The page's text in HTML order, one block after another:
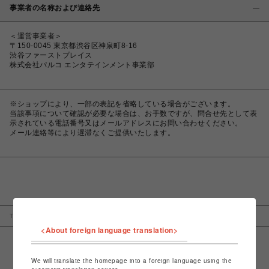
事業者の名称および連絡先
＜運営事業者＞
〒150-0045 東京都渋谷区神泉町8-16
渋谷ファーストプレイス
株式会社パルコ エンタテインメント事業部
※ショップにより、一部の表記を省略している場合がございます。
当該事項について確認が必要な場合は、お手数ですが、問合せ先として表
示されている電話番号又はメールアドレスにお問い合わせください。
メール連絡等により遅滞なくご提供いたします。
TOP
<About foreign language translation>
We will translate the homepage into a foreign language using the